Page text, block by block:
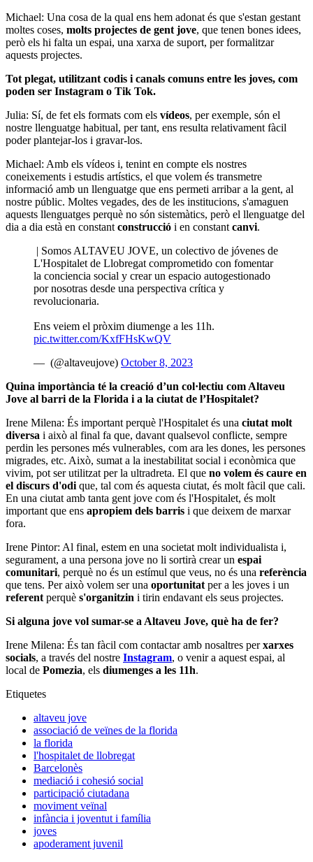
Michael: Una cosa de la qual ens hem adonat és que s'estan gestant
moltes coses, molts projectes de gent jove, que tenen bones idees,
però els hi falta un espai, una xarxa de suport, per formalitzar
aquests projectes.
Tot plegat, utilitzant codis i canals comuns entre les joves, com
poden ser Instagram o Tik Tok.
Julia: Sí, de fet els formats com els vídeos, per exemple, són el
nostre llenguatge habitual, per tant, ens resulta relativament fàcil
poder plantejar-los i gravar-los.
Michael: Amb els vídeos i, tenint en compte els nostres
coneixements i estudis artístics, el que volem és transmetre
informació amb un llenguatge que ens permeti arribar a la gent, al
nostre públic. Moltes vegades, des de les institucions, s'amaguen
aquests llenguatges perquè no són sistemàtics, però el llenguatge del
dia a dia està en constant construcció i en constant canvi.
| Somos ALTAVEU JOVE, un colectivo de jóvenes de
L'Hospitalet de Llobregat comprometido con fomentar
la conciencia social y crear un espacio autogestionado
por nosotras desde una perspectiva crítica y
revolucionaria.
Ens veiem el pròxim diumenge a les 11h.
pic.twitter.com/KxfFHsKwQV
— (@altaveujove) October 8, 2023
Quina importància té la creació d’un col·lectiu com Altaveu
Jove al barri de la Florida i a la ciutat de l’Hospitalet?
Irene Milena: És important perquè l'Hospitalet és una ciutat molt
diversa i això al final fa que, davant qualsevol conflicte, sempre
perdin les persones més vulnerables, com ara les dones, les persones
migrades, etc. Això, sumat a la inestabilitat social i econòmica que
vivim, pot ser utilitzat per la ultradreta. El que no volem és caure en
el discurs d'odi que, tal com és aquesta ciutat, és molt fàcil que cali.
En una ciutat amb tanta gent jove com és l'Hospitalet, és molt
important que ens apropiem dels barris i que deixem de marxar
fora.
Irene Pintor: Al final, estem en una societat molt individualista i,
segurament, a una persona jove no li sortirà crear un espai
comunitari, perquè no és un estímul que veus, no és una referència
que tens. Per això volem ser una oportunitat per a les joves i un
referent perquè s'organitzin i tirin endavant els seus projectes.
Si alguna jove vol sumar-se a Altaveu Jove, què ha de fer?
Irene Milena: És tan fàcil com contactar amb nosaltres perxarxes
socials, a través del nostre Instagram, o venir a aquest espai, al
local de Pomezia, els diumenges a les 11h.
Etiquetes
altaveu jove
associació de veïnes de la florida
la florida
l'hospitalet de llobregat
Barcelonès
mediació i cohesió social
participació ciutadana
moviment veïnal
infància i joventut i família
joves
apoderament juvenil